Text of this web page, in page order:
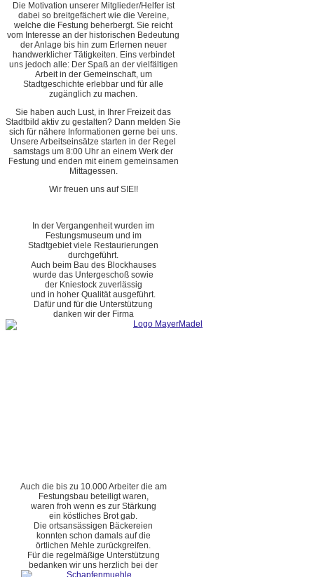
Die Motivation unserer Mitglieder/Helfer ist
dabei so breitgefächert wie die Vereine,
welche die Festung beherbergt. Sie reicht
vom Interesse an der historischen Bedeutung
der Anlage bis hin zum Erlernen neuer
handwerklicher Tätigkeiten. Eins verbindet
uns jedoch alle: Der Spaß an der vielfältigen
Arbeit in der Gemeinschaft, um
Stadtgeschichte erlebbar und für alle
zugänglich zu machen.
Sie haben auch Lust, in Ihrer Freizeit das
Stadtbild aktiv zu gestalten? Dann melden Sie
sich für nähere Informationen gerne bei uns.
Unsere Arbeitseinsätze starten in der Regel
samstags um 8:00 Uhr an einem Werk der
Festung und enden mit einem gemeinsamen
Mittagessen.
Wir freuen uns auf SIE!!
In der Vergangenheit wurden im
Festungsmuseum und im
Stadtgebiet viele Restaurierungen
durchgeführt.
Auch beim Bau des Blockhauses
wurde das Untergeschoß sowie
der Kniestock zuverlässig
und in hoher Qualität ausgeführt.
Dafür und für die Unterstützung
danken wir der Firma
Auch die bis zu 10.000 Arbeiter die am
Festungsbau beteiligt waren,
waren froh wenn es zur Stärkung
ein köstliches Brot gab.
Die ortsansässigen Bäckereien
konnten schon damals auf die
örtlichen Mehle zurückgreifen.
Für die regelmäßige Unterstützung
bedanken wir uns herzlich bei der